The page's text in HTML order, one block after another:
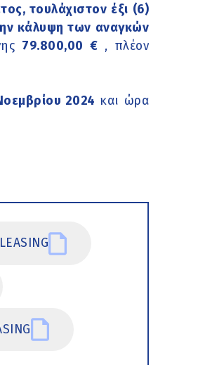
τουλάχιστον έξι (6)
κάλυψη των αναγκών
79.800,00 € , πλέον
2024 και ώρα